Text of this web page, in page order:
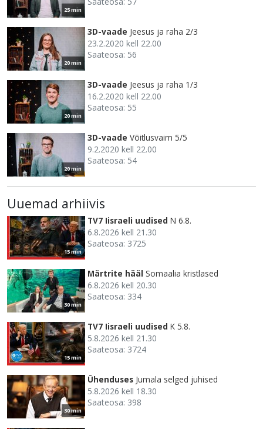
25 min
20 min
3D-vaade Jeesus ja raha 2/3
23.2.2020 kell 22.00
Saateosa: 56
20 min
3D-vaade Jeesus ja raha 1/3
16.2.2020 kell 22.00
Saateosa: 55
20 min
3D-vaade Võitlusvaim 5/5
9.2.2020 kell 22.00
Saateosa: 54
Uuemad arhiivis
15 min
TV7 Iisraeli uudised N 6.8.
6.8.2026 kell 21.30
Saateosa: 3725
30 min
Märtrite hääl Somaalia kristlased
6.8.2026 kell 20.30
Saateosa: 334
15 min
TV7 Iisraeli uudised K 5.8.
5.8.2026 kell 21.30
Saateosa: 3724
30 min
Ühenduses Jumala selged juhised
5.8.2026 kell 18.30
Saateosa: 398